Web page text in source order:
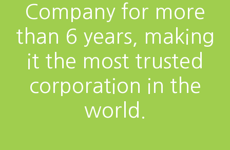
Company for more
than 6 years, making
it the most trusted
corporation in the
world.